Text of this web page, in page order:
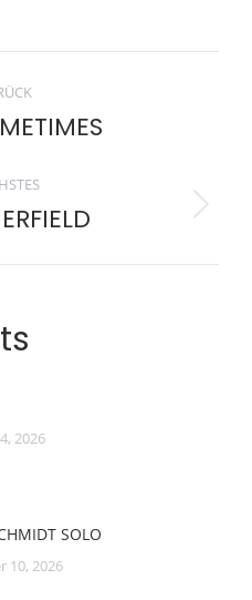
Vorheriger
Nächster
2026
SOLO
10, 2026